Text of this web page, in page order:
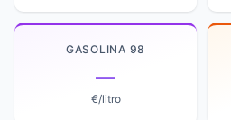
GASOLINA 98
—
€/litro